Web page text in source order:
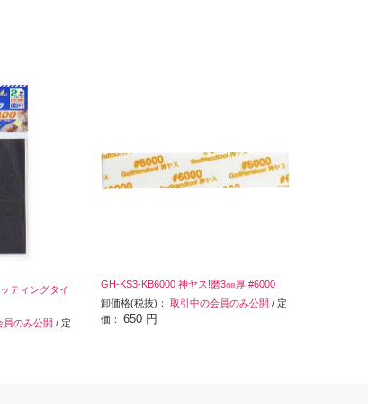
ティングタイ
員のみ公開 / 定
GH-KS3-KB6000 神ヤス!磨3㎜厚 #6000
卸価格(税抜)： 取引中の会員のみ公開 / 定
価： 650 円